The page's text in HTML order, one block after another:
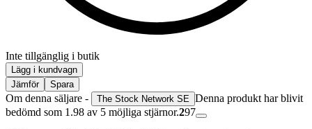
Inte tillgänglig i butik
Lägg i kundvagn
Jämför
Spara
Om denna säljare - The Stock Network SE Denna produkt har blivit
bedömd som 1.98 av 5 möjliga stjärnor.297